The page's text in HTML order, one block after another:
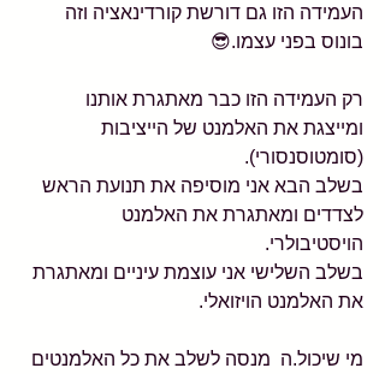
העמידה הזו גם דורשת קורדינאציה וזה
בונוס בפני עצמו.😎
רק העמידה הזו כבר מאתגרת אותנו
ומייצגת את האלמנט של הייציבות
(סומטוסנסורי).
בשלב הבא אני מוסיפה את תנועת הראש
לצדדים ומאתגרת את האלמנט
הויסטיבולרי.
בשלב השלישי אני עוצמת עיניים ומאתגרת
את האלמנט הויזואלי.
מי שיכול.ה  מנסה לשלב את כל האלמנטים